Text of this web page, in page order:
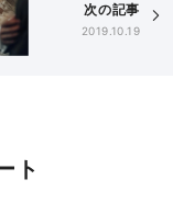
次の記事
2019.10.19
ト